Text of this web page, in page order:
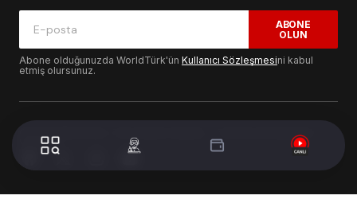
ABONE
OLUN
Abone olduğunuzda WorldTürk'ün Kullanıcı Sözleşmesini kabul
etmiş olursunuz.
© 2024 WorldTurk. Tüm Hakları Saklıdır. - Tasarım & Geliştirme :
Volion's